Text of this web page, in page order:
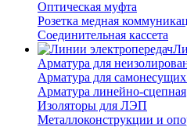
Оптическая муфта
Розетка медная
Соединительная кассета
Арматура для
Арматура для
Арматура линейно-сцепная
Изоляторы для ЛЭП
Металлоконструкции и